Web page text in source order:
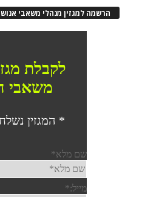
הרשמה למגזין מנהלי משאבי אנוש